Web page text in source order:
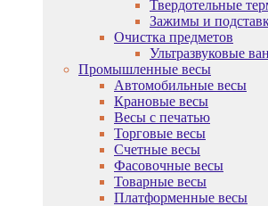
Твердотельные
Зажимы и
Очистка предметов
Ультразвуковые
Промышленные весы
Автомобильные весы
Крановые весы
Весы с печатью
Торговые весы
Счетные весы
Фасовочные весы
Товарные весы
Платформенные весы